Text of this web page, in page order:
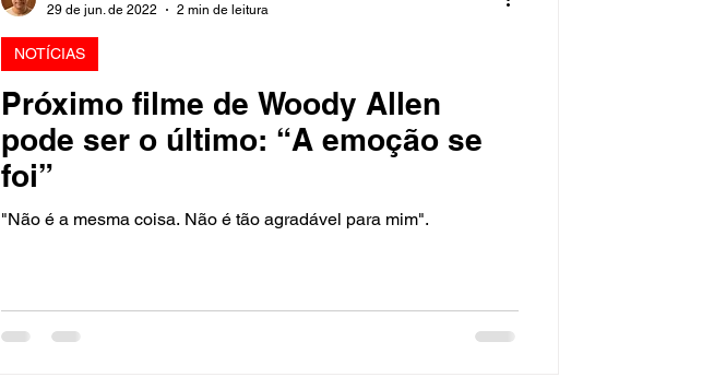
Próximo filme de Woody Allen
pode ser o último: “A emoção se
foi”
"Não é a mesma coisa. Não é tão agradável para mim".
NOTÍCIAS
29 de jun. de 2022
2 min de leitura